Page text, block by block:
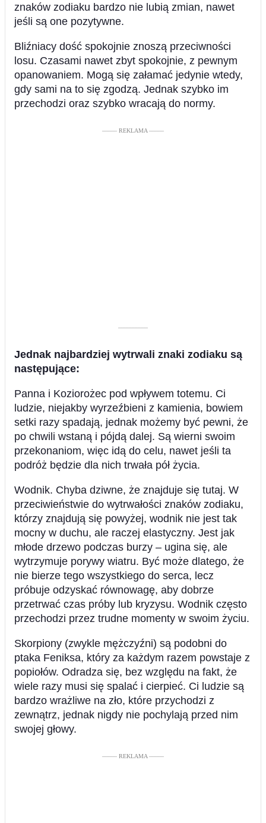
znaków zodiaku bardzo nie lubią zmian, nawet
jeśli są one pozytywne.
Bliźniacy dość spokojnie znoszą przeciwności
losu. Czasami nawet zbyt spokojnie, z pewnym
opanowaniem. Mogą się załamać jedynie wtedy,
gdy sami na to się zgodzą. Jednak szybko im
przechodzi oraz szybko wracają do normy.
––––– REKLAMA –––––
––––––––––
Jednak najbardziej wytrwali znaki zodiaku są
następujące:
Panna i Koziorożec pod wpływem totemu. Ci
ludzie, niejakby wyrzeźbieni z kamienia, bowiem
setki razy spadają, jednak możemy być pewni, że
po chwili wstaną i pójdą dalej. Są wierni swoim
przekonaniom, więc idą do celu, nawet jeśli ta
podróż będzie dla nich trwała pół życia.
Wodnik. Chyba dziwne, że znajduje się tutaj. W
przeciwieństwie do wytrwałości znaków zodiaku,
którzy znajdują się powyżej, wodnik nie jest tak
mocny w duchu, ale raczej elastyczny. Jest jak
młode drzewo podczas burzy – ugina się, ale
wytrzymuje porywy wiatru. Być może dlatego, że
nie bierze tego wszystkiego do serca, lecz
próbuje odzyskać równowagę, aby dobrze
przetrwać czas próby lub kryzysu. Wodnik często
przechodzi przez trudne momenty w swoim życiu.
Skorpiony (zwykle mężczyźni) są podobni do
ptaka Feniksa, który za każdym razem powstaje z
popiołów. Odradza się, bez względu na fakt, że
wiele razy musi się spalać i cierpieć. Ci ludzie są
bardzo wrażliwe na zło, które przychodzi z
zewnątrz, jednak nigdy nie pochylają przed nim
swojej głowy.
––––– REKLAMA –––––